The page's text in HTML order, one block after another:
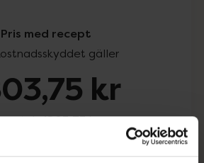
Pris med recept
gäller
kr
1803,75 kr
via ditt recept